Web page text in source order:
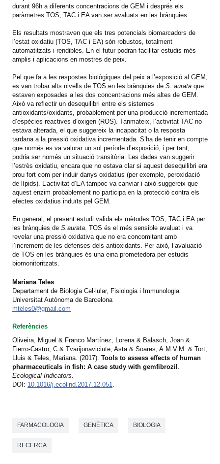
durant 96h a diferents concentracions de GEM i després els
paràmetres TOS, TAC i EA van ser avaluats en les brànquies.
Els resultats mostraven que els tres potencials biomarcadors de
l’estat oxidatiu (TOS, TAC i EA) són robustos, totalment
automatitzats i rendibles. En el futur podran facilitar estudis més
amplis i aplicacions en mostres de peix.
Pel que fa a les respostes biològiques del peix a l’exposició al GEM,
es van trobar alts nivells de TOS en les brànquies de S. aurata que
estaven exposades a les dos concentracions més altes de GEM.
Això va reflectir un desequilibri entre els sistemes
antioxidants/oxidants, probablement per una producció incrementada
d’espècies reactives d’oxigen (ROS). Tanmateix, l’activitat TAC no
estava alterada, el que suggereix la incapacitat o la resposta
tardana a la pressió oxidativa incrementada. S’ha de tenir en compte
que només es va valorar un sol període d’exposició, i per tant,
podria ser només un situació transitòria. Les dades van suggerir
l’estrès oxidatiu, encara que no estava clar si aquest desequilibri era
prou fort com per induir danys oxidatius (per exemple, peroxidació
de lípids). L’activitat d’EA tampoc va canviar i això suggereix que
aquest enzim probablement no participa en la protecció contra els
efectes oxidatius induïts pel GEM.
En general, el present estudi valida els mètodes TOS, TAC i EA per
les brànquies de S.aurata. TOS és el més sensible avaluat i va
revelar una pressió oxidativa que no era concomitant amb
l’increment de les defenses dels antioxidants. Per això, l’avaluació
de TOS en les brànquies és una eina prometedora per estudis
biomonitoritzats.
Mariana Teles
Departament de Biologia Cel·lular, Fisiologia i Immunologia
Universitat Autònoma de Barcelona
mteles0@gmail.com
Referències
Oliveira, Miguel & Franco Martínez, Lorena & Balasch, Joan &
Fierro-Castro, C & Tvarijonaviciute, Asta & Soares, A.M.V.M. & Tort,
Lluis & Teles, Mariana. (2017). Tools to assess effects of human
pharmaceuticals in fish: A case study with gemfibrozil .
Ecological Indicators.
DOI: 10.1016/j.ecolind.2017.12.051.
FARMACOLOGIA GENÈTICA BIOLOGIA
RECERCA